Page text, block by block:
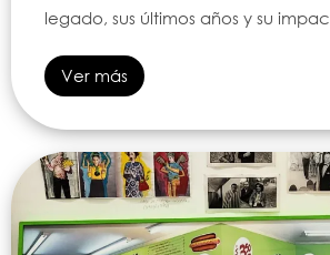
legado, sus últimos años y su
Ver más